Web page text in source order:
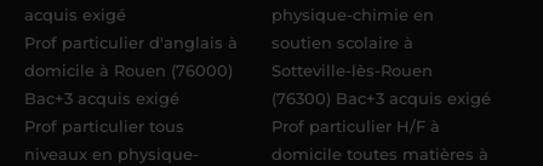
acquis exigé
Prof particulier d'anglais à
domicile à Rouen (76000)
Bac+3 acquis exigé
Prof particulier tous
niveaux en physique-
physique-chimie en
soutien scolaire à
Sotteville-lès-Rouen
(76300) Bac+3 acquis exigé
Prof particulier H/F à
domicile toutes matières à